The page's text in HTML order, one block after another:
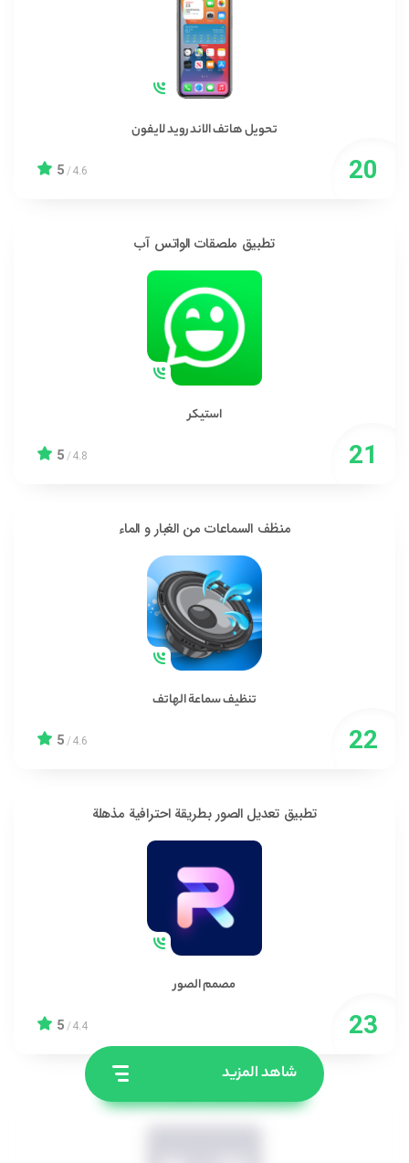
تحويل هاتف الاندرويد لايفون
4.6
/
5
تطبيق ملصقات الواتس آب
استيكر
4.8
/
5
منظف السماعات من الغبار و الماء
تنظيف سماعة الهاتف
4.6
/
5
تطبيق تعديل الصور بطريقة احترافية مذهلة
مصمم الصور
4.4
/
5
تطبيق تخصيص الشاشة كما تريد
شاهد المزيد